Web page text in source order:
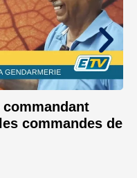
commandes de